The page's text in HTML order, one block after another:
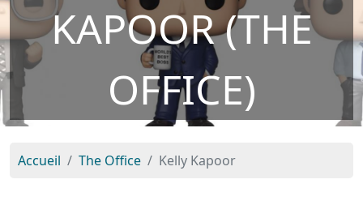
KAPOOR (THE
OFFICE)
Accueil The Office Kelly Kapoor